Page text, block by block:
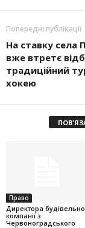
Попередні публікації
На ставку села
вже втретє
традиційний
хокею
Право
Директора
компанії з
Червоноградського